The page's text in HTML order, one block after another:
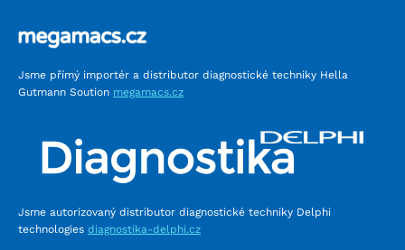
Jsme přímý importér a distributor diagnostické techniky Hella
Gutmann Soution megamacs.cz
Jsme autorizovaný distributor diagnostické techniky Delphi
technologies diagnostika-delphi.cz